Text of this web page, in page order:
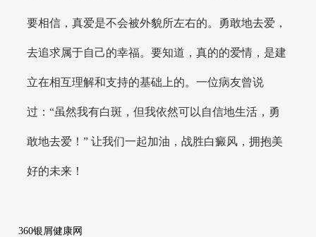
要相信，真爱是不会被外貌所左右的。勇敢地去爱，
去追求属于自己的幸福。要知道，真的的爱情，是建
立在相互理解和支持的基础上的。一位病友曾说
过：“虽然我有白斑，但我依然可以自信地生活，勇
敢地去爱！” 让我们一起加油，战胜白癜风，拥抱美
好的未来！
360银屑健康网